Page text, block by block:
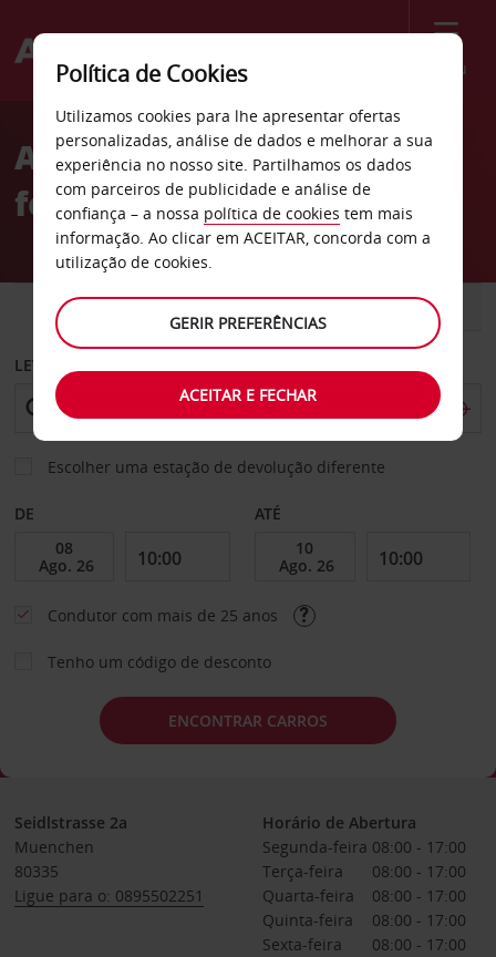
Menu
Welcome
AvisAluguer de carros Estação
ferroviária de Munique
CARRO COMERCIAIS
LEVANTAR EM
Escolher uma estação de devolução diferente
DE ATÉ
Condutor com mais de 25 anos
Tenho um código de desconto
ENCONTRAR CARROS
Seidlstrasse 2a
Muenchen
80335
Ligue para o: 0895502251
Horário de Abertura
Segunda-feira 08:00 - 17:00
Terça-feira
08:00 - 17:00
Quarta-feira
08:00 - 17:00
Quinta-feira
08:00 - 17:00
Sexta-feira
08:00 - 17:00
Política de Cookies
Utilizamos cookies para lhe apresentar ofertas
personalizadas, análise de dados e melhorar a sua
experiência no nosso site. Partilhamos os dados
com parceiros de publicidade e análise de
confiança – a nossa política de cookies tem mais
informação. Ao clicar em ACEITAR, concorda com a
utilização de cookies.
GERIR PREFERÊNCIAS
ACEITAR E FECHAR